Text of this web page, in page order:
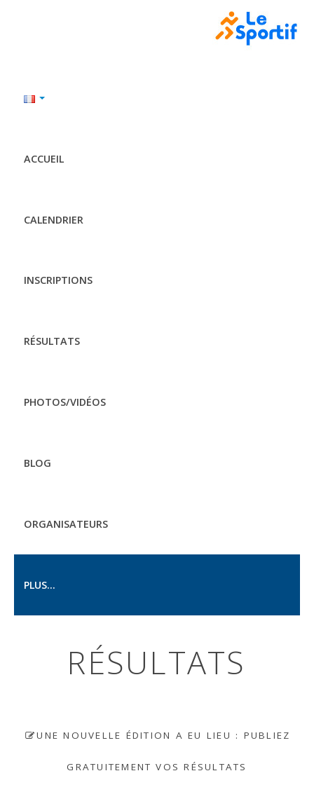
ACCUEIL
CALENDRIER
INSCRIPTIONS
RÉSULTATS
PHOTOS/VIDÉOS
BLOG
ORGANISATEURS
PLUS...
RÉSULTATS
UNE NOUVELLE ÉDITION A EU LIEU : PUBLIEZ
GRATUITEMENT VOS RÉSULTATS